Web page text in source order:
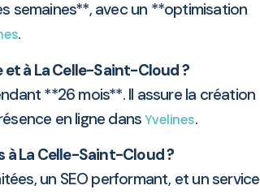
semaines**, avec un **optimisation
.
à La Celle-Saint-Cloud ?
**26 mois**. Il assure la création
en ligne dansYvelines.
La Celle-Saint-Cloud ?
un SEO performant, et un service